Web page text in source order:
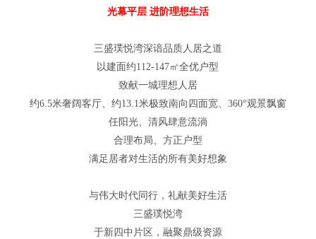
光幕平层 进阶理想生活
三盛璞悦湾深谙品质人居之道
以建面约112-147㎡全优户型
致献一城理想人居
约6.5米奢阔客厅、约13.1米极致南向四面宽、360°观景飘窗
任阳光、清风肆意流淌
合理布局、方正户型
满足居者对生活的所有美好想象
与伟大时代同行，礼献美好生活
三盛璞悦湾
于新四中片区，融聚鼎级资源